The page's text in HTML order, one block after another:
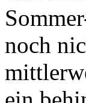
noch